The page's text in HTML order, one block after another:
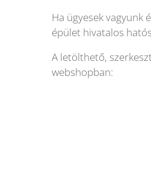
Ha ügyesek vagyunk
épület hivatalos
A letölthető,
webshopban: